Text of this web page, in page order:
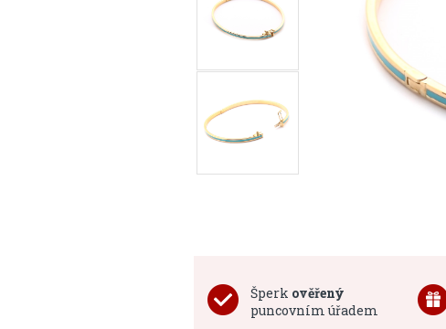
Šperk ověřený
puncovním úřadem